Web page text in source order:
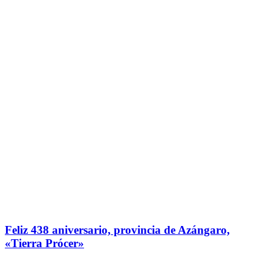
Feliz 438 aniversario, provincia de Azángaro,
«Tierra Prócer»